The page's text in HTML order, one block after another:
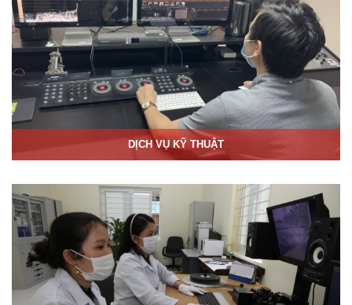
DỊCH VỤ KỸ THUẬT